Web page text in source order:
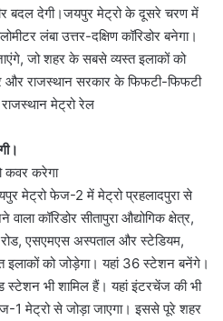
बदल देगी।जयपुर मेट्रो के दूसरे चरण में
लंबा उत्तर-दक्षिण कॉरिडोर बनेगा।
जो शहर के सबसे व्यस्त इलाकों को
राजस्थान सरकार के फिफटी-फिफटी
मेट्रो रेल
कवर करेगा
मेट्रो फेज-2 में मेट्रो प्रहलादपुरा से
कॉरिडोर सीतापुरा औद्योगिक क्षेत्र,
एसएमएस अस्पताल और स्टेडियम,
इलाकों को जोड़ेगा। यहां 36 स्टेशन बनेंगे।
स्टेशन भी शामिल हैं। यहां इंटरचेंज की भी
1 मेट्रो से जोड़ा जाएगा। इससे पूरे शहर